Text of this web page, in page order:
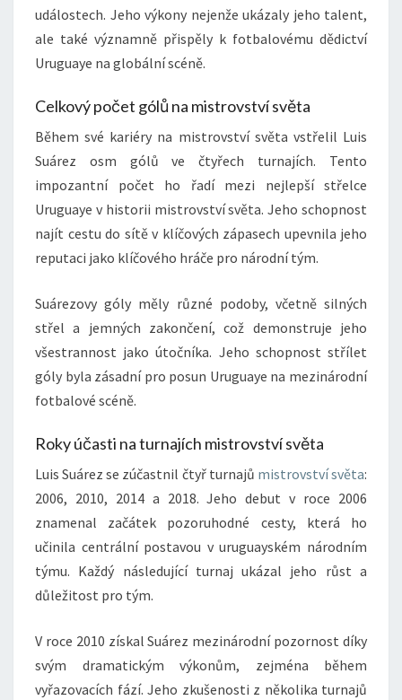
událostech. Jeho výkony nejenže ukázaly jeho talent,
ale také významně přispěly k fotbalovému dědictví
Uruguaye na globální scéně.
Celkový počet gólů na mistrovství světa
Během své kariéry na mistrovství světa vstřelil Luis
Suárez osm gólů ve čtyřech turnajích. Tento
impozantní počet ho řadí mezi nejlepší střelce
Uruguaye v historii mistrovství světa. Jeho schopnost
najít cestu do sítě v klíčových zápasech upevnila jeho
reputaci jako klíčového hráče pro národní tým.
Suárezovy góly měly různé podoby, včetně silných
střel a jemných zakončení, což demonstruje jeho
všestrannost jako útočníka. Jeho schopnost střílet
góly byla zásadní pro posun Uruguaye na mezinárodní
fotbalové scéně.
Roky účasti na turnajích mistrovství světa
Luis Suárez se zúčastnil čtyř turnajů mistrovství světa:
2006, 2010, 2014 a 2018. Jeho debut v roce 2006
znamenal začátek pozoruhodné cesty, která ho
učinila centrální postavou v uruguayském národním
týmu. Každý následující turnaj ukázal jeho růst a
důležitost pro tým.
V roce 2010 získal Suárez mezinárodní pozornost díky
svým dramatickým výkonům, zejména během
vyřazovacích fází. Jeho zkušenosti z několika turnajů